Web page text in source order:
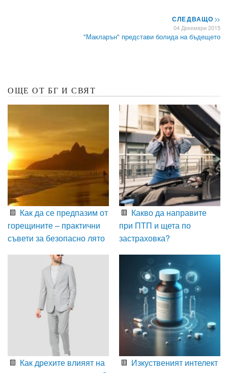
СЛЕДВАЩО>>
04 Декември 2015
"Макларън" представи болида на бъдещето
ОЩЕ ОТ БГ И СВЯТ
Как да се предпазим от
горещините – практични
съвети за безопасно лято
Какво да направите
при ПТП и щета по
застраховка?
Как дрехите влияят на
Изкуственият интелект